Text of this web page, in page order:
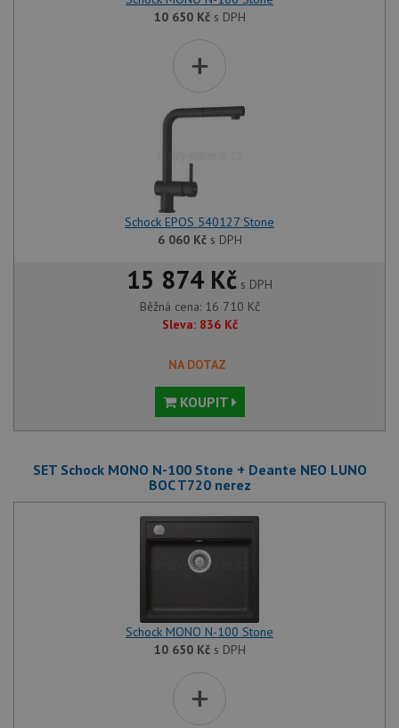
10 650 Kčs DPH
+
Schock EPOS 540127 Stone
6 060 Kčs DPH
15 874 Kč s DPH
Běžná cena: 16 710 Kč
Sleva: 836 Kč
NA DOTAZ
KOUPIT
SET Schock MONO N-100 Stone + Deante NEO LUNO
BOC T720 nerez
Schock MONO N-100 Stone
10 650 Kčs DPH
+